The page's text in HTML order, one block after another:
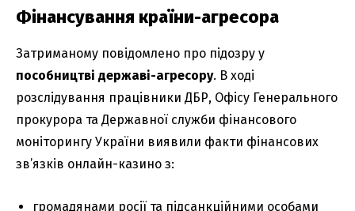
Фінансування країни-агресора
Затриманому повідомлено про підозру у
пособництві державі-агресору. В ході
розслідування працівники ДБР, Офісу Генерального
прокурора та Державної служби фінансового
моніторингу України виявили факти фінансових
зв’язків онлайн-казино з:
громадянами росії та підсанкційними особами